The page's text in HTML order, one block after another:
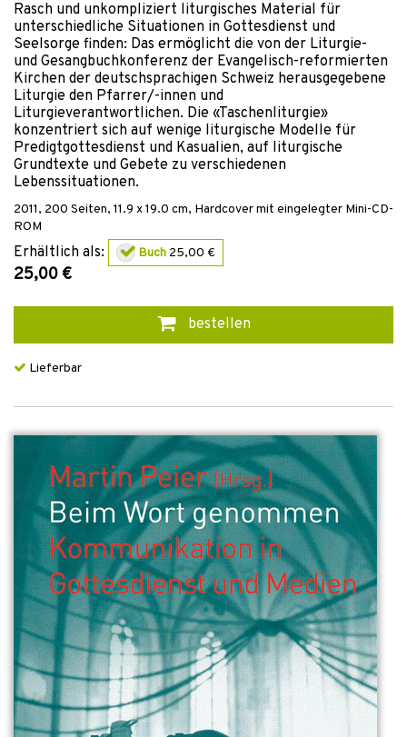
Rasch und unkompliziert liturgisches Material für
unterschiedliche Situationen in Gottesdienst und
Seelsorge finden: Das ermöglicht die von der Liturgie-
und Gesangbuchkonferenz der Evangelisch-reformierten
Kirchen der deutschsprachigen Schweiz herausgegebene
Liturgie den Pfarrer/-innen und
Liturgieverantwortlichen. Die «Taschenliturgie»
konzentriert sich auf wenige liturgische Modelle für
Predigtgottesdienst und Kasualien, auf liturgische
Grundtexte und Gebete zu verschiedenen
Lebenssituationen.
2011, 200 Seiten, 11.9 x 19.0 cm, Hardcovermit eingelegter Mini-CD-
ROM
Erhältlich als: Buch 25,00 €
25,00 €
bestellen
Lieferbar